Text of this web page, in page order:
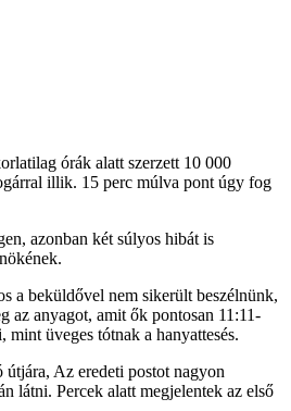
órák alatt szerzett 10 000
illik. 15 perc múlva pont úgy fog
azonban két súlyos hibát is
a beküldővel nem sikerült beszélnünk,
az anyagot, amit ők pontosan 11:11-
üveges tótnak a hanyattesés.
Az eredeti postot nagyon
látni. Percek alatt megjelentek az első